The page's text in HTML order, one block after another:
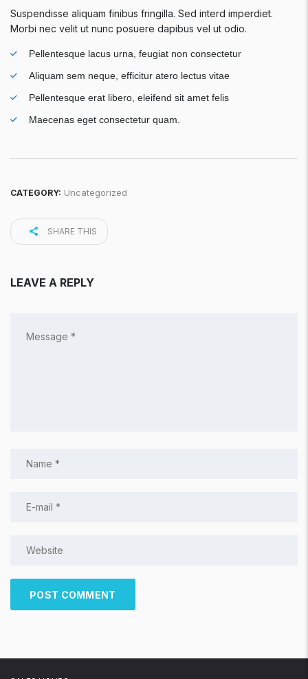
Suspendisse aliquam finibus fringilla. Sed interd imperdiet.
Morbi nec velit ut nunc posuere dapibus vel ut odio.
Pellentesque lacus urna, feugiat non consectetur
Aliquam sem neque, efficitur atero lectus vitae
Pellentesque erat libero, eleifend sit amet felis
Maecenas eget consectetur quam.
CATEGORY: Uncategorized
SHARE THIS
LEAVE A REPLY